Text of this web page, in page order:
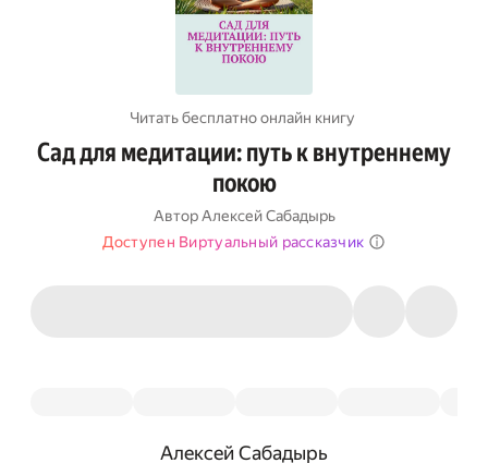
Читать бесплатно онлайн книгу
Сад для медитации: путь к внутреннему
покою
Автор Алексей Сабадырь
Доступен Виртуальный рассказчик
Алексей Сабадырь